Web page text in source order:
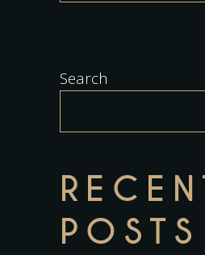
Search
POSTS